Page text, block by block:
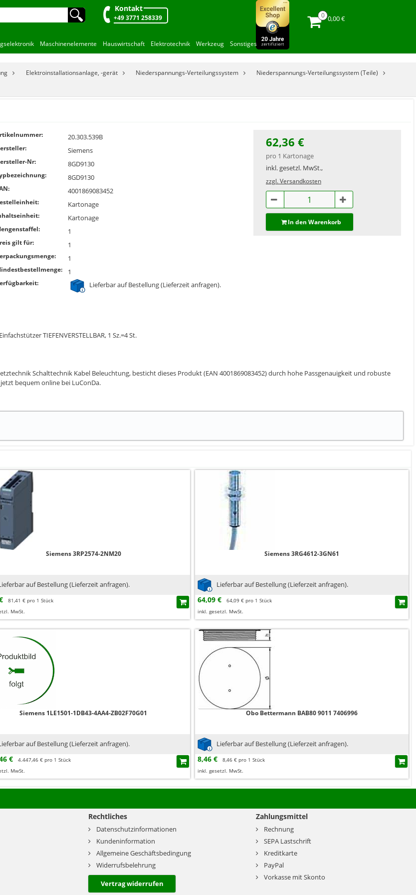
🔍︎ Kontakt
+49 3771 258339 0,00 €
Maschinenelemente Hauswirtschaft Elektrotechnik Werkzeug Sonstiges
Elektroinstallationsanlage, -gerät Niederspannungs-Verteilungssystem
Niederspannungs-Verteilungssystem (Teile)
20.303.539B
Siemens
Nr: 8GD9130
8GD9130
4001869083452
Kartonage
Kartonage
1
gilt für: 1
1
1
Lieferbar auf Bestellung (Lieferzeit anfragen).
62,36 €
pro 1 Kartonage
inkl. gesetzl. MwSt.,
zzgl. Versandkosten
In den Warenkorb
TIEFENVERSTELLBAR, 1 Sz.=4 St.
Schalttechnik Kabel Beleuchtung, besticht dieses Produkt (EAN 4001869083452) durch hohe Passgenauigkeit und robuste
bequem online bei LuConDa.
Siemens 3RP2574-2NM20
auf Bestellung (Lieferzeit anfragen).
81,41 € pro 1 Stück
MwSt.
Siemens 3RG4612-3GN61
Lieferbar auf Bestellung (Lieferzeit anfragen).
64,09 €
64,09 € pro 1 Stück
inkl. gesetzl. MwSt.
Siemens 1LE1501-1DB43-4AA4-ZB02F70G01
auf Bestellung (Lieferzeit anfragen).
€
4.447,46 € pro 1 Stück
MwSt.
Obo Bettermann BAB80 9011 7406996
Lieferbar auf Bestellung (Lieferzeit anfragen).
8,46 €
8,46 € pro 1 Stück
inkl. gesetzl. MwSt.
Rechtliches
Datenschutzinformationen
Kundeninformation
Allgemeine Geschäftsbedingung
Widerrufsbelehrung
Vertrag widerrufen
Zahlungsmittel
Rechnung
SEPA Lastschrift
Kreditkarte
PayPal
Vorkasse mit Skonto